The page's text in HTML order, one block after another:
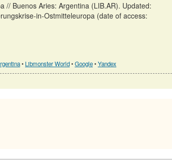
// Buenos Aries: Argentina (LIB.AR). Updated:
in-Ostmitteleuropa (date of access:
• Libmonster World•Google•Yandex